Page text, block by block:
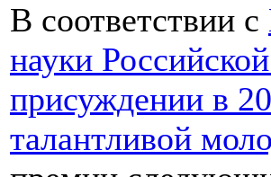
В соответствии с
науки
присуждении в
талантливой